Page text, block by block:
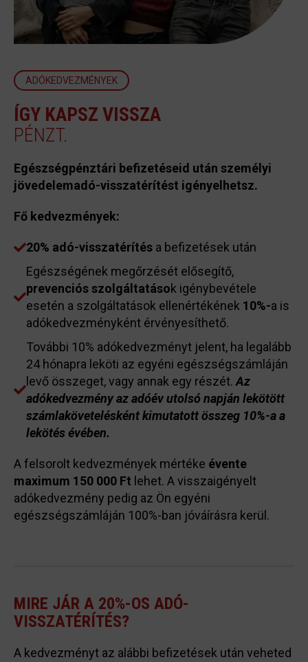
ADÓKEDVEZMÉNYEK
ÍGY KAPSZ VISSZA
PÉNZT.
Egészségpénztári befizetéseid után személyi
jövedelemadó-visszatérítést igényelhetsz.
Fő kedvezmények:
20% adó-visszatérítés a befizetések után
Egészségének megőrzését elősegítő,
prevenciós szolgáltatások igénybevétele
esetén a szolgáltatások ellenértékének 10%-a is
adókedvezményként érvényesíthető.
További 10% adókedvezményt jelent, ha legalább
24 hónapra leköti az egyéni egészségszámláján
levő összeget, vagy annak egy részét. Az
adókedvezmény az adóév utolsó napján lekötött
számlakövetelésként kimutatott összeg 10%-a a
lekötés évében.
A felsorolt kedvezmények mértéke évente
maximum 150 000 Ft lehet. A visszaigényelt
adókedvezmény pedig az Ön egyéni
egészségszámláján 100%-ban jóváírásra kerül.
MIRE JÁR A 20%-OS ADÓ-
VISSZATÉRÍTÉS?
A kedvezményt az alábbi befizetések után veheted